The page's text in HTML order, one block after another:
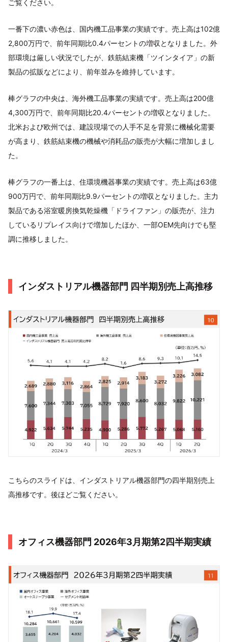
ご覧ください。
一番下の濃い赤色は、国内機工品事業の実績です。売上高は102億
2,800万円で、前年同期比0.4パーセントの増収となりました。外
部環境は厳しい状況でしたが、鉄筋結束機「ツインタイア」の新
製品の拡販などにより、前年並みを維持しています。
棒グラフの中央は、海外機工品事業の実績です。売上高は200億
4,300万円で、前年同期比20.4パーセントの増収となりました。
北米および欧州では、建設現場での人手不足を背景に機械化需要
が高まり、鉄筋結束機の機械や消耗品の販売が大幅に増加しまし
た。
棒グラフの一番上は、住環境機器事業の実績です。売上高は63億
900万円で、前年同期比9.9パーセントの増収となりました。主力
製品である浴室暖房換気乾燥機「ドライファン」の販売が、注力
しているリプレイス向けで増加したほか、一部OEM先向けでも堅
調に推移しました。
インダストリアル機器部門 四半期別売上高推移
こちらのスライドは、インダストリアル機器部門の四半期別売上
高推移です。後ほどご覧ください。
オフィス機器部門 2026年3月期第2四半期実績